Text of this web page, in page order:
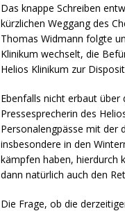
Das knappe Schreiben
kürzlichen Weggang des
Thomas Widmann folgte
Klinikum wechselt, die
Helios Klinikum zur
Ebenfalls nicht erbaut über
Pressesprecherin des
Personalengpässe mit der
insbesondere in den
kämpfen haben, hierdurch
dann natürlich auch den
Die Frage, ob die